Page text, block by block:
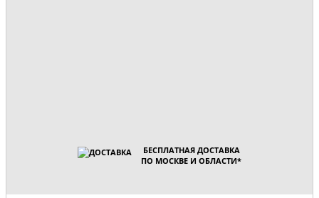
БЕСПЛАТНАЯ ДОСТАВКА
ПО МОСКВЕ И ОБЛАСТИ*